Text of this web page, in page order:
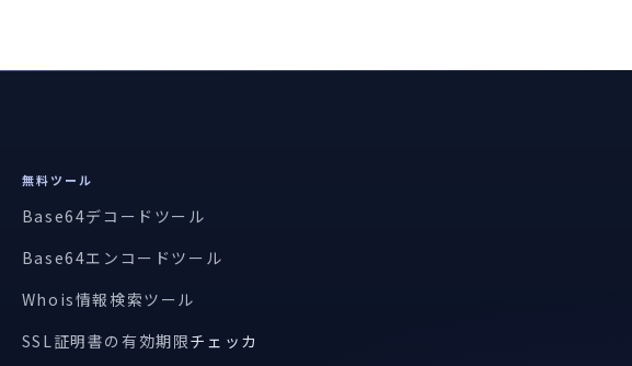
無料ツール
Base64デコードツール
Base64エンコードツール
Whois情報検索ツール
SSL証明書の有効期限チェッカ